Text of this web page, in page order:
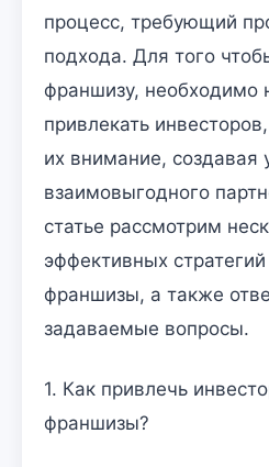
процесс, требующий
подхода. Для того
франшизу, необходимо
привлекать
их внимание, создавая
взаимовыгодного
статье рассмотрим
эффективных
франшизы, а также
задаваемые вопросы.
1. Как привлечь
франшизы?